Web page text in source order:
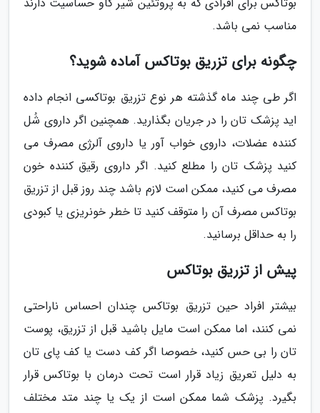
مناسب نمی باشد.
چگونه برای تزریق بوتاکس آماده شوید؟
اگر طی چند ماه گذشته هر نوع تزریق بوتاکسی انجام داده
اید پزشک تان را در جریان بگذارید. همچنین اگر داروی شُل
کننده عضلات، داروی خواب آور یا داروی آلرژی مصرف می
کنید پزشک تان را مطلع کنید. اگر داروی رقیق کننده خون
مصرف می کنید، ممکن است لازم باشد چند روز قبل از تزریق
بوتاکس مصرف آن را متوقف کنید تا خطر خونریزی یا کبودی
را به حداقل برسانید.
پیش از تزریق بوتاکس
بیشتر افراد حین تزریق بوتاکس چندان احساس ناراحتی
نمی کنند، اما ممکن است مایل باشید قبل از تزریق، پوست
تان را بی حس کنید، خصوصا اگر کف دست یا کف پای تان
به دلیل تعریق زیاد قرار است تحت درمان با بوتاکس قرار
بگیرد. پزشک شما ممکن است از یک یا چند متد مختلف